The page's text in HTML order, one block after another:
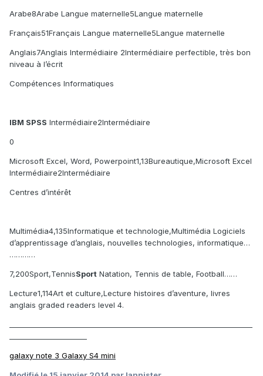
Arabe8Arabe Langue maternelle5Langue maternelle
Français51Français Langue maternelle5Langue maternelle
Anglais7Anglais Intermédiaire 2Intermédiaire perfectible, très bon
niveau à l’écrit
Compétences Informatiques
IBM SPSS Intermédiaire2Intermédiaire
0
Microsoft Excel, Word, Powerpoint1,13Bureautique,Microsoft Excel
Intermédiaire2Intermédiaire
Centres d’intérêt
Multimédia4,135Informatique et technologie,Multimédia Logiciels
d’apprentissage d’anglais, nouvelles technologies, informatique…
…………
7,200Sport,TennisSport Natation, Tennis de table, Football……
Lecture1,114Art et culture,Lecture histoires d’aventure, livres
anglais graded readers level 4.
galaxy note 3 Galaxy S4 mini